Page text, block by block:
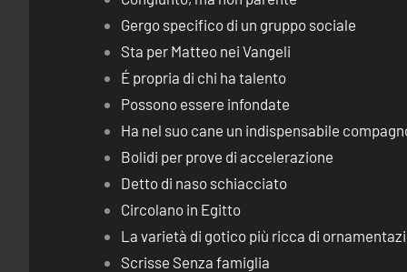
Gergo specifico di un gruppo sociale
Sta per Matteo nei Vangeli
É propria di chi ha talento
Possono essere infondate
Ha nel suo cane un indispensabile
Bolidi per prove di accelerazione
Detto di naso schiacciato
Circolano in Egitto
La varietà di gotico più ricca di
Scrisse Senza famiglia